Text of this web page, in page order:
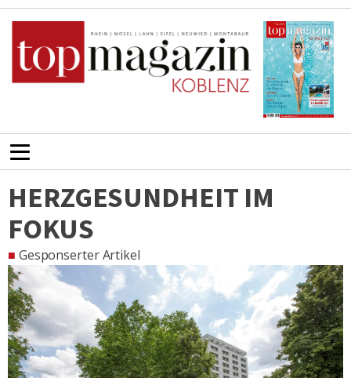
HERZGESUNDHEIT IM
FOKUS
■ Gesponserter Artikel